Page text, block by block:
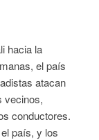
hacia la
el país
atacan
vecinos,
conductores.
país, y los